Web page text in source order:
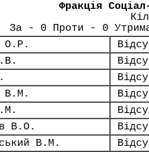
Фракція
За - 0 Проти - 0
О.Р.
В.М.
В.О.
В.М.